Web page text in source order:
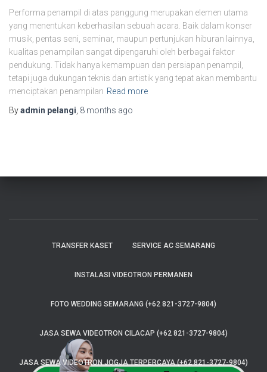
Performa penampil di atas panggung merupakan elemen utama
yang menentukan keberhasilan sebuah acara. Baik dalam konser
musik, pentas seni, seminar, maupun pertunjukan hiburan lainnya,
kualitas penampilan sangat dipengaruhi oleh berbagai faktor
pendukung. Tidak hanya kemampuan dan persiapan penampil,
tetapi juga dukungan teknis dan artistik yang tepat akan membantu
menciptakan penampilan Read more
Byadmin pelangi 8 months ago
TRANSFER KASET SERVICE AC SEMARANG
INSTALASI VIDEOTRON PERMANEN
FOTO WEDDING SEMARANG (+62 821-3727-9804)
JASA SEWA VIDEOTRON CILACAP (+62 821-3727-9804)
JASA SEWA VIDEOTRON JOGJA TERPERCAYA (+62 821-3727-9804)